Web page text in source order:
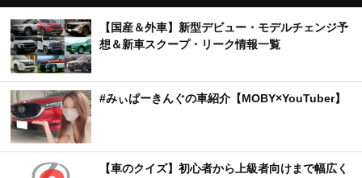
【国産＆外車】新型デビュー・モデルチェンジ予
想＆新車スクープ・リーク情報一覧
#みぃぱーきんぐの車紹介【MOBY×YouTuber】
【車のクイズ】初心者から上級者向けまで幅広く